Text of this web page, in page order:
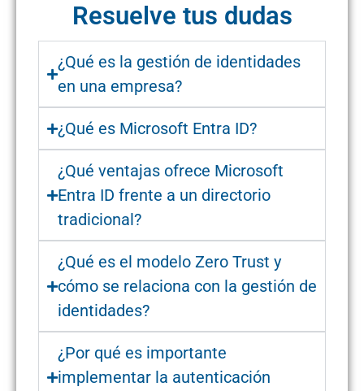
Resuelve tus dudas
¿Qué es la gestión de identidades
en una empresa?
¿Qué es Microsoft Entra ID?
¿Qué ventajas ofrece Microsoft
Entra ID frente a un directorio
tradicional?
¿Qué es el modelo Zero Trust y
cómo se relaciona con la gestión de
identidades?
¿Por qué es importante
implementar la autenticación